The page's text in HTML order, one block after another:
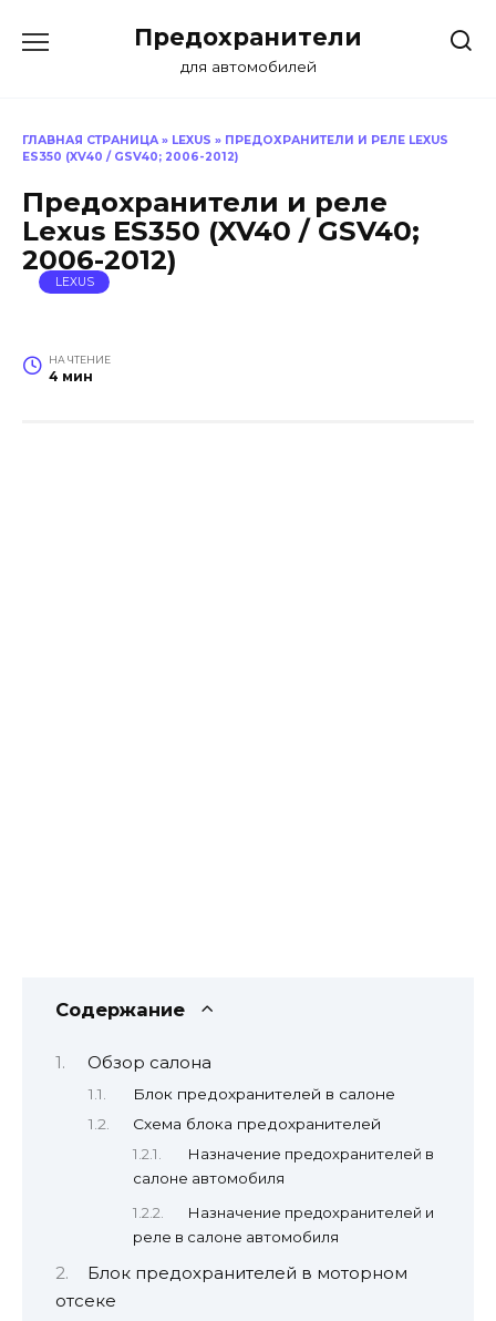
Предохранители
для автомобилей
ГЛАВНАЯ СТРАНИЦА » LEXUS » ПРЕДОХРАНИТЕЛИ И РЕЛЕ LEXUS
ES350 (XV40 / GSV40; 2006-2012)
Предохранители и реле
Lexus ES350 (XV40 / GSV40;
2006-2012)
LEXUS
НА ЧТЕНИЕ
4 мин
Содержание
Обзор салона
Блок предохранителей в салоне
Схема блока предохранителей
Назначение предохранителей в
салоне автомобиля
Назначение предохранителей и
реле в салоне автомобиля
Блок предохранителей в моторном
отсеке